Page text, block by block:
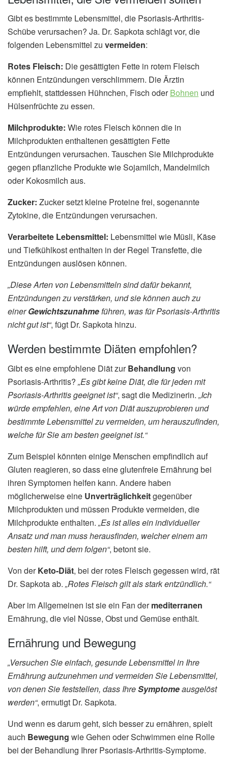
Gibt es bestimmte Lebensmittel, die Psoriasis-Arthritis-
Schübe verursachen? Ja. Dr. Sapkota schlägt vor, die
folgenden Lebensmittel zu vermeiden:
Rotes Fleisch: Die gesättigten Fette in rotem Fleisch
können Entzündungen verschlimmern. Die Ärztin
empfiehlt, stattdessen Hühnchen, Fisch oderBohnen und
Hülsenfrüchte zu essen.
Milchprodukte: Wie rotes Fleisch können die in
Milchprodukten enthaltenen gesättigten Fette
Entzündungen verursachen. Tauschen Sie Milchprodukte
gegen pflanzliche Produkte wie Sojamilch, Mandelmilch
oder Kokosmilch aus.
Zucker: Zucker setzt kleine Proteine frei, sogenannte
Zytokine, die Entzündungen verursachen.
Verarbeitete Lebensmittel: Lebensmittel wie Müsli, Käse
und Tiefkühlkost enthalten in der Regel Transfette, die
Entzündungen auslösen können.
„Diese Arten von Lebensmitteln sind dafür bekannt,
Entzündungen zu verstärken, und sie können auch zu
einerGewichtszunahmeführen, was für Psoriasis-Arthritis
nicht gut ist“, fügt Dr. Sapkota hinzu.
Werden bestimmte Diäten empfohlen?
Gibt es eine empfohlene Diät zurBehandlung von
Psoriasis-Arthritis? „Es gibt keine Diät, die für jeden mit
Psoriasis-Arthritis geeignet ist“, sagt die Medizinerin. „Ich
würde empfehlen, eine Art von Diät auszuprobieren und
bestimmte Lebensmittel zu vermeiden, um herauszufinden,
welche für Sie am besten geeignet ist.“
Zum Beispiel könnten einige Menschen empfindlich auf
Gluten reagieren, so dass eine glutenfreie Ernährung bei
ihren Symptomen helfen kann. Andere haben
möglicherweise eine Unverträglichkeitgegenüber
Milchprodukten und müssen Produkte vermeiden, die
Milchprodukte enthalten. „Es ist alles ein individueller
Ansatz und man muss herausfinden, welcher einem am
besten hilft, und dem folgen“, betont sie.
Von derKeto-Diät, bei der rotes Fleisch gegessen wird, rät
Dr. Sapkota ab. „Rotes Fleisch gilt als stark entzündlich.“
Aber im Allgemeinen ist sie ein Fan dermediterranen
Ernährung, die viel Nüsse, Obst und Gemüse enthält.
Ernährung und Bewegung
„Versuchen Sie einfach, gesunde Lebensmittel in Ihre
Ernährung aufzunehmen und vermeiden Sie Lebensmittel,
von denen Sie feststellen, dass IhreSymptomeausgelöst
werden“, ermutigt Dr. Sapkota.
Und wenn es darum geht, sich besser zu ernähren, spielt
auch Bewegung wie Gehen oder Schwimmen eine Rolle
bei der Behandlung Ihrer Psoriasis-Arthritis-Symptome.